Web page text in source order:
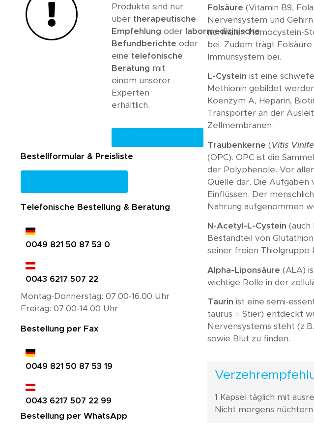
Produkte sind nur
über therapeutische
Empfehlungoder labormedizinische
Befundberichteoder
eine telefonische
Beratung mit
einem unserer
Experten
erhältlich.
Bestellformular & Preisliste
Telefonische Bestellung & Beratung
0049 821 50 87 53 0
0043 6217 507 22
Montag-Donnerstag: 07.00-16.00 Uhr
Freitag: 07.00-14.00 Uhr
Bestellung per Fax
0049 821 50 87 53 19
0043 6217 507 22 99
Bestellung per WhatsApp
Folsäure (Vitamin B9,
Nervensystem und
normalen Homocystein-
bei. Zudem trägt
Immunsystem bei.
L-Cystein ist eine
Methionin gebildet
Koenzym A, Heparin,
Transporter an der
Zellmembranen.
Traubenkerne (Vitis
(OPC). OPC ist die
der Polyphenole. Vor
Quelle dar. Die Aufgaben
Einflüssen. Der
Nahrung aufgenommen
N-Acetyl-L-Cystein (auch
Bestandteil von
seiner freien Thiolgruppe
Alpha-Liponsäure (ALA)
wichtige Rolle in der
Taurin ist eine semi-
taurus = Stier) entdeckt
Nervensystems steht
sowie Blut zu finden.
1 Kapsel täglich mit
Nicht morgens